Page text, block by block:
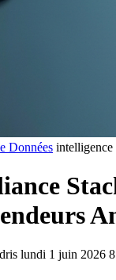
Données intelligence
lundi 1 juin 2026